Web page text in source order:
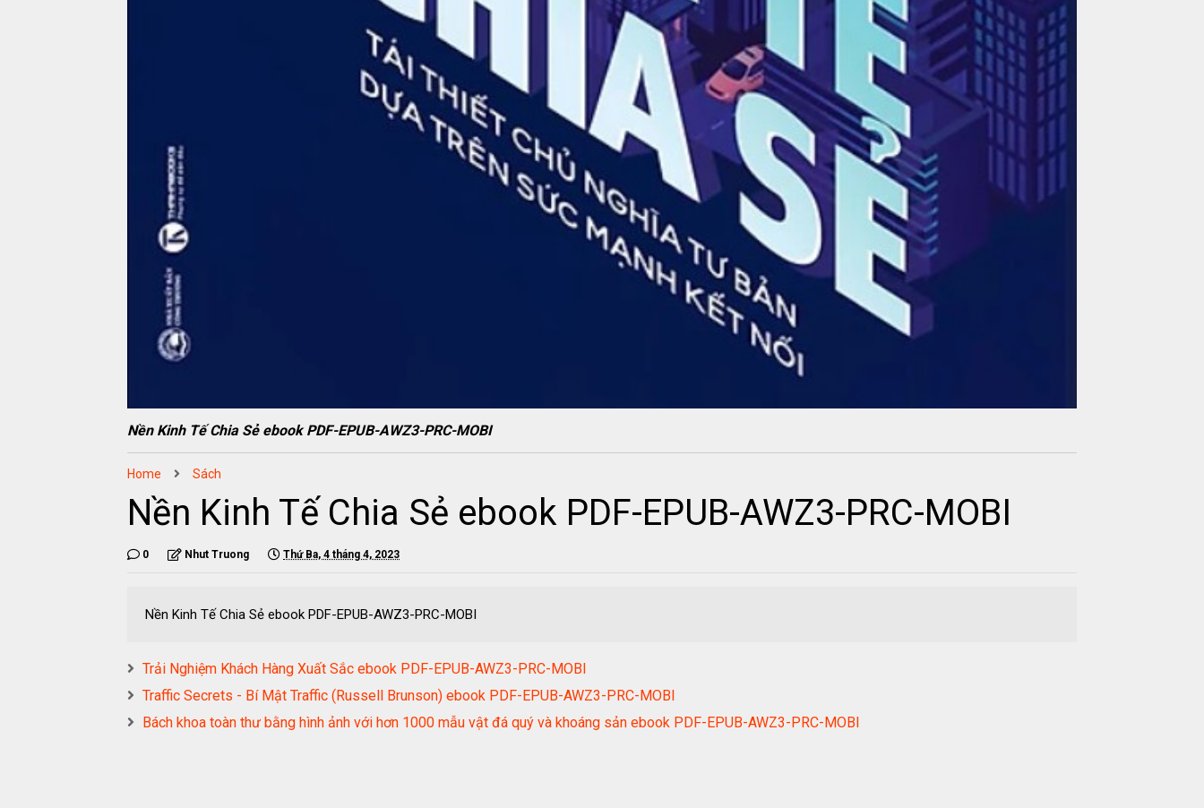
Nền Kinh Tế Chia Sẻ ebook PDF-EPUB-AWZ3-PRC-MOBI
Home Sách
Nền Kinh Tế Chia Sẻ ebook PDF-EPUB-AWZ3-PRC-MOBI
0 Nhut Truong Thứ Ba, 4 tháng 4, 2023
Nền Kinh Tế Chia Sẻ ebook PDF-EPUB-AWZ3-PRC-MOBI
Trải Nghiệm Khách Hàng Xuất Sắc ebook PDF-EPUB-AWZ3-PRC-MOBI
Traffic Secrets - Bí Mật Traffic (Russell Brunson) ebook PDF-EPUB-AWZ3-PRC-MOBI
Bách khoa toàn thư bằng hình ảnh với hơn 1000 mẫu vật đá quý và khoáng sản ebook PDF-EPUB-AWZ3-PRC-MOBI